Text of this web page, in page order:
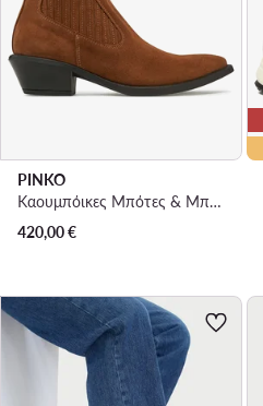
PINKO
Καουμπόικες Μπότες & Μποτάκια · Καφέ
420,00€